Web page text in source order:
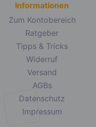
Informationen
Zum Kontobereich
Ratgeber
Tipps & Tricks
Widerruf
Versand
AGBs
Datenschutz
Impressum